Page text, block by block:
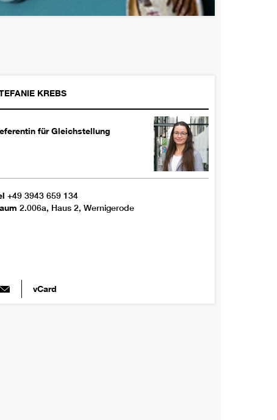
KREBS
für Gleichstellung
+49 3943 659 134
2.006a, Haus 2, Wernigerode
vCard